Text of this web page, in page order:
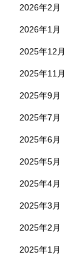
2026年2月
2026年1月
2025年12月
2025年11月
2025年9月
2025年7月
2025年6月
2025年5月
2025年4月
2025年3月
2025年2月
2025年1月